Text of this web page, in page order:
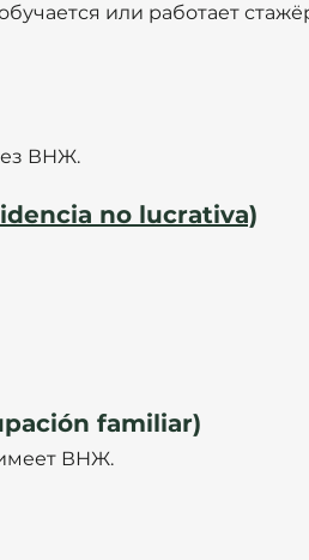
или работает
ВНЖ.
no lucrativa)
familiar)
ВНЖ.